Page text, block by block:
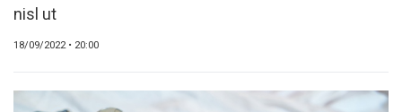
DEPORTE
nisl ut
18/09/2022 • 20:00